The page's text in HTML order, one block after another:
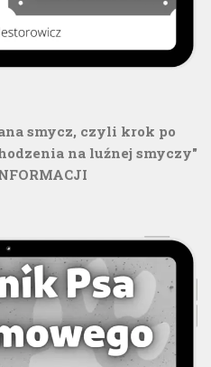
smycz, czyli krok po
na luźnej smyczy"